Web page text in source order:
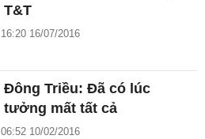
T&T
16:20 16/07/2016
Đông Triều: Đã có lúc
tưởng mất tất cả
06:52 10/02/2016